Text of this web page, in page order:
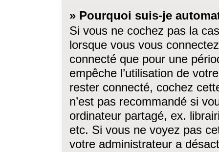
» Pourquoi suis-je
Si vous ne cochez pas la
lorsque vous vous
connecté que pour une
empêche l’utilisation de
rester connecté, cochez
n’est pas recommandé si
ordinateur partagé, ex.
etc. Si vous ne voyez pas
votre administrateur a